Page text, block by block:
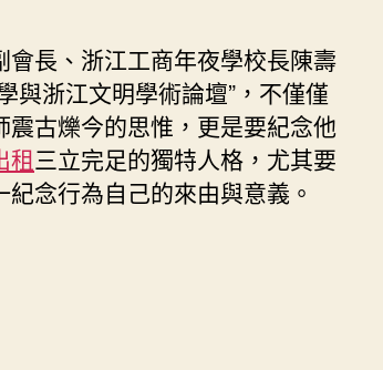
長、浙江工商年夜學校長陳壽
與浙江文明學術論壇”，不僅僅
震古爍今的思惟，更是要紀念他
租三立完足的獨特人格，尤其要
念行為自己的來由與意義。